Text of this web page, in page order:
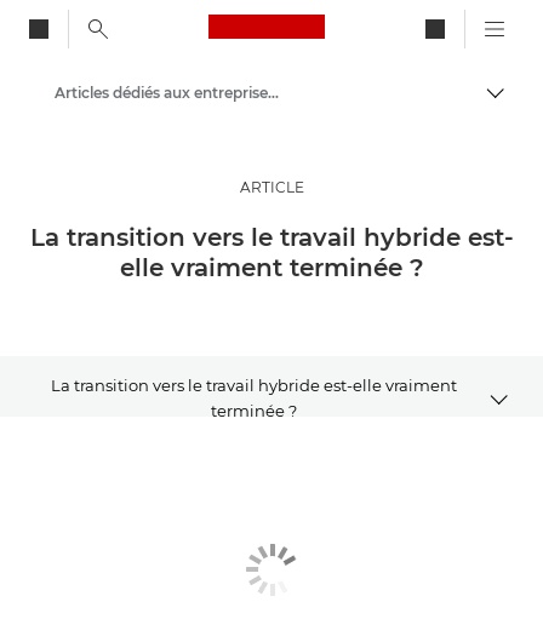
Canon Logo, back to
Evénements et témoignages
Articles dédiés aux entreprises et aux professionnels
ARTICLE
La transition vers le travail hybride est-
elle vraiment terminée ?
La transition vers le travail hybride est-elle vraiment
terminée ?